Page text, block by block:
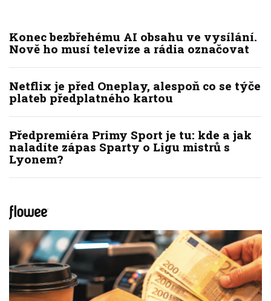
Konec bezbřehému AI obsahu ve vysílání.
Nově ho musí televize a rádia označovat
Netflix je před Oneplay, alespoň co se týče
plateb předplatného kartou
Předpremiéra Primy Sport je tu: kde a jak
naladíte zápas Sparty o Ligu mistrů s
Lyonem?